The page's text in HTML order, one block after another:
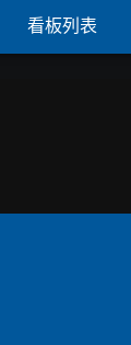
看板列表